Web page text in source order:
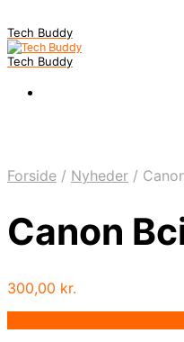
Tech Buddy
Tech Buddy
Forside / Nyheder /
Canon
300,00 kr.